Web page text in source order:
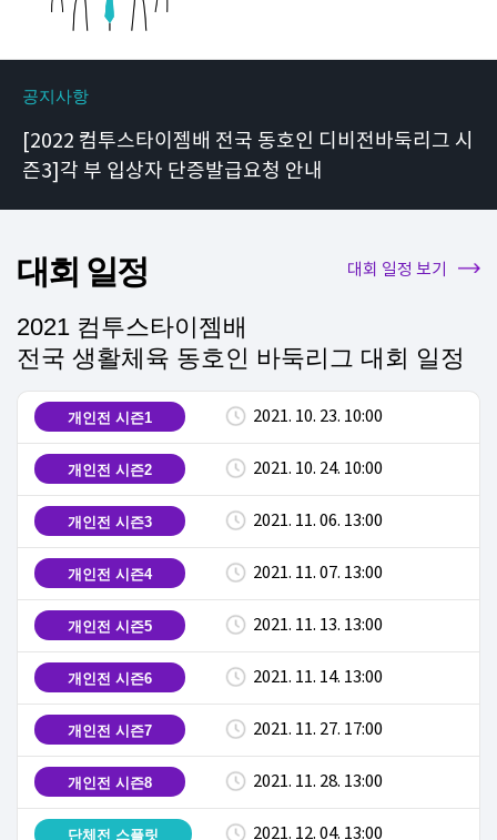
공지사항
[2022 컴투스타이젬배 전국 동호인 디비전바둑리그 시
즌3]각 부 입상자 단증발급요청 안내
대회 일정
2021 컴투스타이젬배
전국 생활체육 동호인 바둑리그 대회 일정
대회 일정 보기
개인전 시즌1 2021. 10. 23. 10:00
개인전 시즌2 2021. 10. 24. 10:00
개인전 시즌3 2021. 11. 06. 13:00
개인전 시즌4 2021. 11. 07. 13:00
개인전 시즌5 2021. 11. 13. 13:00
개인전 시즌6 2021. 11. 14. 13:00
개인전 시즌7 2021. 11. 27. 17:00
개인전 시즌8 2021. 11. 28. 13:00
단체전 스플릿 2021. 12. 04. 13:00